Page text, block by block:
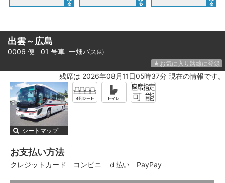
る
る
る
出雲～広島
0006 便 01 号車 一畑バス㈱
★お気に入り路線に登録
残席は 2026年08月11日05時37分 現在の情報です。
シートマップ
お支払い方法
クレジットカード コンビニ ｄ払い PayPay